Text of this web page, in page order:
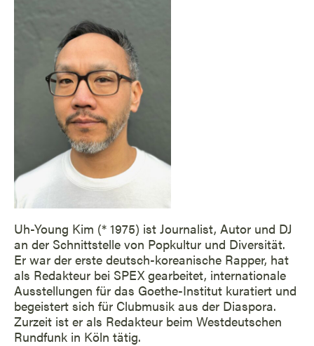
Uh-Young Kim (* 1975) ist Journalist, Autor und DJ
an der Schnittstelle von Popkultur und Diversität.
Er war der erste deutsch-koreanische Rapper, hat
als Redakteur bei SPEX gearbeitet, internationale
Ausstellungen für das Goethe-Institut kuratiert und
begeistert sich für Clubmusik aus der Diaspora.
Zurzeit ist er als Redakteur beim Westdeutschen
Rundfunk in Köln tätig.